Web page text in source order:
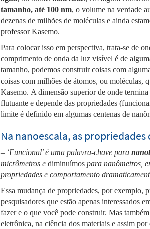
tamanho, até 100 nm, o volume na verdade
dezenas de milhões de moléculas e ainda
professor Kasemo.
Para colocar isso em perspectiva, trata-se de
comprimento de onda da luz visível é de
tamanho, podemos construir coisas com
coisas com milhões de átomos, ou moléculas,
Kasemo. A dimensão superior de onde termina
flutuante e depende das propriedades
limite é definido em algumas centenas de
Na nanoescala, as
– ‘Funcional’ é uma palavra-chave para
micrômetros e diminuímos para nanômetros,
propriedades e comportamento
Essa mudança de propriedades, por exemplo,
pesquisadores que estão apenas interessados
fazer e o que você pode construir. Mas
eletrônica, na ciência dos materiais e assim